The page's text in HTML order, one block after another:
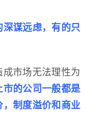
谋远虑，有的只
市场无法理性为
市的公司一般都是
制度溢价和商业